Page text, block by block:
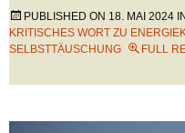
PUBLISHED ON 18. MAI 2024 IN
KRITISCHES WORT ZU
SELBSTTÄUSCHUNG
FULL